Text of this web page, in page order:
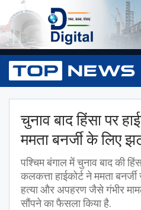
चुनाव बाद हिंसा पर
ममता बनर्जी के लिए
पश्चिम बंगाल में चुनाव बाद की
कलकत्ता हाईकोर्ट ने ममता
हत्या और अपहरण जैसे गंभीर
सौंपने का फैसला किया है.